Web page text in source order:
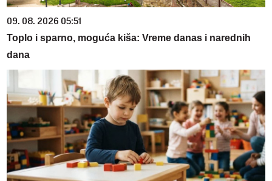
09. 08. 2026 05:51
Toplo i sparno, moguća kiša: Vreme danas i narednih
dana